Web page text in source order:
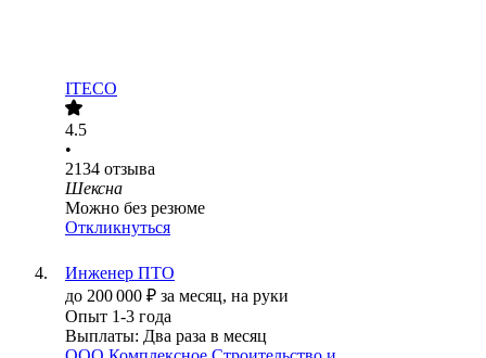
ITECO
4.5
•
2134 отзыва
Шексна
Можно без резюме
Откликнуться
Инженер ПТО
до 200 000 ₽ за месяц, на руки
Опыт 1-3 года
Выплаты: Два раза в месяц